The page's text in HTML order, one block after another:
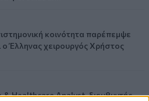
κοινότητα παρέπεμψε
ο Έλληνας χειρουργός Χρήστος
Healthcare Analyst, διευθυντής